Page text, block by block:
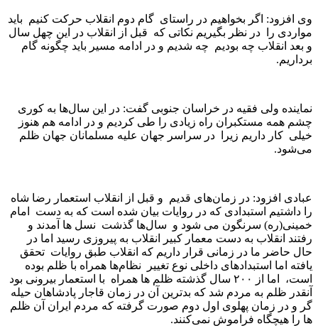
وی افزود: اگر بخواهیم در راستای گام دوم انقلاب حرکت کنیم باید
مواردی را در نظر بگیریم نکاتی که قبل از انقلاب در این چهل سال
و بعد انقلاب چه بودیم چه شدیم و در ادامه مسیر باید چگونه گام
برداریم.
نماینده ولی فقیه در خراسان جنوبی گفت: در این سال‌ها به کوری
چشم همه مستکبران راه زیادی را طی کردیم و در ادامه هم هنوز
خیلی کار داریم زیرا در سراسر جهان علیه مسلمانان جهان ظلم
می‌شود.
عبادی افزود: در زمان‌های قدیم و قبل از انقلاب استعمار رضا شاه
را داشتیم استبدادی که در روایات بیان شده است که به دست امام
خمینی(ره) سرنگون می شود و سال‌ها گذشت نسل ها آمدند و
رفتند انقلاب به دست معمار کبیر انقلاب به پیروزی رسید اما در
حال حاضر ما در زمانی قرار داریم که انقلاب طبق روایات تحقق
یافته اما استبدادهای داخلی نوع تغییر نظام‌ها همراه با ظلم بوده
است، اما از ۲۰۰ سال گذشته ظلم ها همراه با استعمار بیرونی بود
آنقدر ظلم به مردم شد که بدترین آن در زمان قاجار پادشاهان حیله
گر و در زمان پهلوی اول دوم صورت گرفته که مردم ایران آن ظلم
ها را هیچگاه فراموش نمی‌کنند.